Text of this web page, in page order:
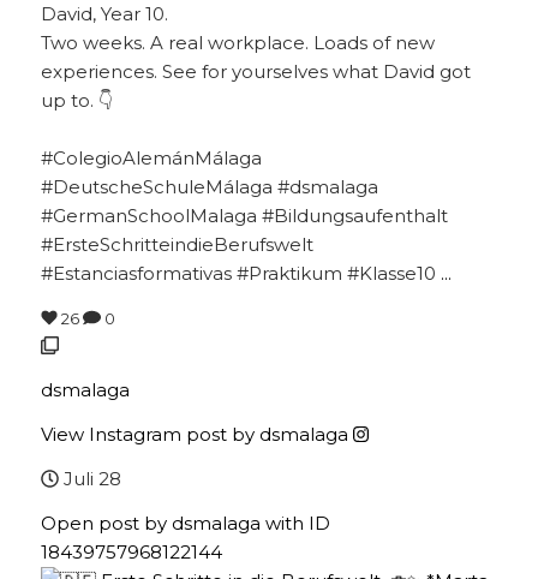
David, Year 10.
Two weeks. A real workplace. Loads of new
experiences. See for yourselves what David got
up to. 👇
#ColegioAlemánMálaga
#DeutscheSchuleMálaga #dsmalaga
#GermanSchoolMalaga #Bildungsaufenthalt
#ErsteSchritteindieBerufswelt
#Estanciasformativas #Praktikum #Klasse10 ...
26 0
dsmalaga
View Instagram post by dsmalaga
Juli 28
Open post by dsmalaga with ID
18439757968122144